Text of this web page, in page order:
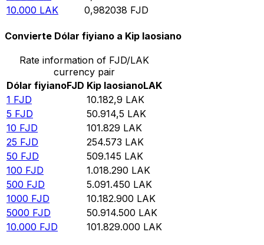
10.000 LAK 0,982038 FJD
Convierte Dólar fiyiano a Kip laosiano
Rate information of FJD/LAK
currency pair
Dólar fiyianoFJD Kip laosianoLAK
1 FJD 10.182,9 LAK
5 FJD 50.914,5 LAK
10 FJD 101.829 LAK
25 FJD 254.573 LAK
50 FJD 509.145 LAK
100 FJD 1.018.290 LAK
500 FJD 5.091.450 LAK
1000 FJD 10.182.900 LAK
5000 FJD 50.914.500 LAK
10.000 FJD 101.829.000 LAK